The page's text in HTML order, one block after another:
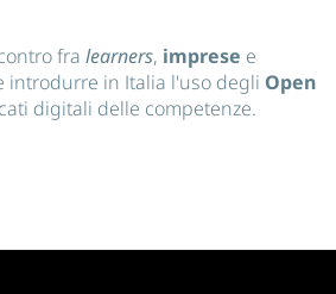
fra learners, imprese e
introdurre in Italia l'uso degli Open
digitali delle competenze.